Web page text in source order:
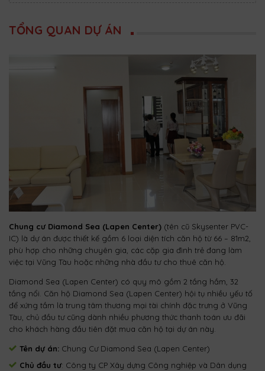
TỔNG QUAN DỰ ÁN
Chung cư Diamond Sea (Lapen Center) (tên cũ Skysenter PVC-
IC) là dự án được thiết kế gồm 6 loại diện tích căn hộ từ 66 – 81m2,
phù hợp cho những chuyên gia, các cặp gia đình trẻ đang làm
việc tại Vũng Tàu hoặc những nhà đầu tư cho thuê căn hộ.
Diamond Sea (Lapen Center) có quy mô gồm 2 tầng hầm, 32
tầng nổi. Căn hộ Diamond Sea (Lapen Center) hội tụ nhiều yếu tố
để xứng tầm là trung tâm thương mại tài chính đặc trưng ở Vũng
Tàu, chủ đầu tư cũng dành nhiều phương thức thanh toán ưu đãi
cho khách hàng đầu tiên đặt mua căn hộ tại dự án này.
Tên dự án: Chung Cư Diamond Sea (Lapen Center)
Chủ đầu tư: Công ty CP Xây dựng Công nghiệp và Dân dụng